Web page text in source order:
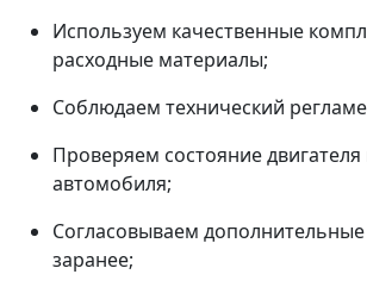
Используем качественные
расходные материалы;
Соблюдаем технический
Проверяем состояние
автомобиля;
Согласовываем
заранее;